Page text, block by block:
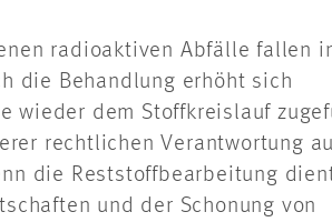
radioaktiven Abfälle fallen
die Behandlung erhöht sich
wieder dem Stoffkreislauf
rechtlichen Verantwortung
die Reststoffbearbeitung
und der Schonung von